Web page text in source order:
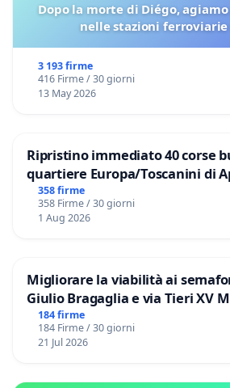
Dopo la morte di Diégo,
nelle stazioni ferroviarie
3 193 firme
416 Firme / 30 giorni
13 May 2026
Ripristino immediato 40 corse
quartiere Europa/Toscanini di
358 firme
358 Firme / 30 giorni
1 Aug 2026
Migliorare la viabilità ai
Giulio Bragaglia e via Tieri XV
ROMA
184 firme
184 Firme / 30 giorni
21 Jul 2026